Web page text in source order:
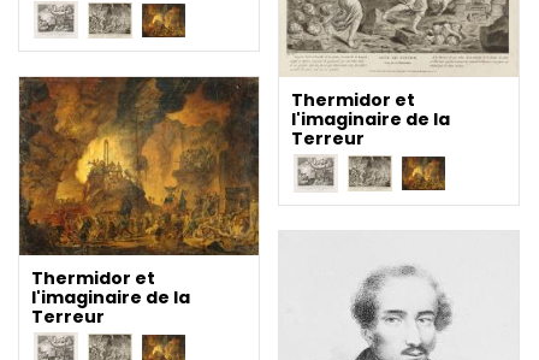
Thermidor et
l'imaginaire de la
Terreur
Thermidor et
l'imaginaire de la
Terreur